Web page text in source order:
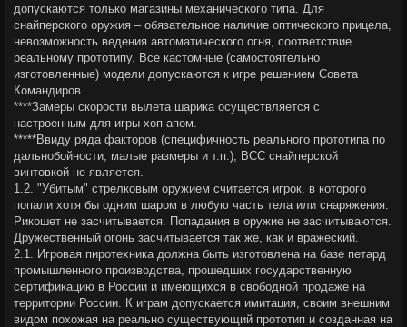
допускаются только магазины механического типа. Для
снайперского оружия – обязательное наличие оптического прицела,
невозможность ведения автоматического огня, соответствие
реальному прототипу. Все кастомные (самостоятельно
изготовленные) модели допускаются к игре решением Совета
Командиров.
****Замеры скорости вылета шарика осуществляется с
настроенным для игры хоп-апом.
*****Ввиду ряда факторов (специфичность реального прототипа по
дальнобойности, малые размеры и т.п.), ВСС снайперской
винтовкой не является.
1.2. "Убитым" стрелковым оружием считается игрок, в которого
попали хотя бы одним шаром в любую часть тела или снаряжения.
Рикошет не засчитывается. Попадания в оружие не засчитываются.
Дружественный огонь засчитывается так же, как и вражеский.
2.1. Игровая пиротехника должна быть изготовлена на базе петард
промышленного производства, прошедших государственную
сертификацию в России и имеющихся в свободной продаже на
территории России. К играм допускается имитация, своим внешним
видом похожая на реально существующий прототип и созданная на